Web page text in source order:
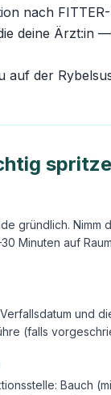
nach
deine Ärzt:in
auf der
gründlich. Nimm
Minuten auf
und
(falls
Bauch